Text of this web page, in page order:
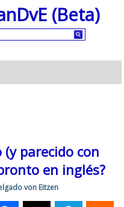
(Beta)
parecido con
en inglés?
von Eitzen